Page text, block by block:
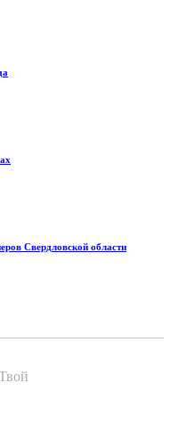
Свердловской области